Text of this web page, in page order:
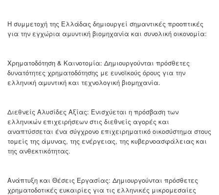
Η συμμετοχή της Ελλάδας δημιουργεί σημαντικές προοπτικές
για την εγχώρια αμυντική βιομηχανία και συνολική οικονομία:
Χρηματοδότηση & Καινοτομία: Δημιουργούνται πρόσθετες
δυνατότητες χρηματοδότησης με ευνοϊκούς όρους για την
ελληνική αμυντική και τεχνολογική βιομηχανία.
Διεθνείς Αλυσίδες Αξίας: Ενισχύεται η πρόσβαση των
ελληνικών επιχειρήσεων στις διεθνείς αγορές και
αναπτύσσεται ένα σύγχρονο επιχειρηματικό οικοσύστημα στους
τομείς της άμυνας, της ενέργειας, της κυβερνοασφάλειας και
της ανθεκτικότητας.
Ανάπτυξη και Θέσεις Εργασίας: Δημιουργούνται πρόσθετες
χρηματοδοτικές ευκαιρίες για τις ελληνικές μικρομεσαίες